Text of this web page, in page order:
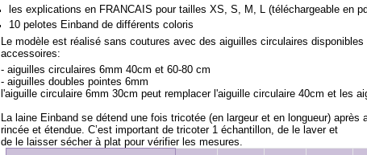
les explications en FRANCAIS pour tailles XS, S, M, L (téléchargeable en
10 pelotes Einband de différents coloris
Le modèle est réalisé sans coutures avec des aiguilles circulaires disponibles
accessoires:
- aiguilles circulaires 6mm 40cm et 60-80 cm
- aiguilles doubles pointes 6mm
l'aiguille circulaire 6mm 30cm peut remplacer l'aiguille circulaire 40cm et les
La laine Einband se détend une fois tricotée (en largeur et en longueur) après
rincée et étendue. C’est important de tricoter 1 échantillon, de le laver et
de le laisser sécher à plat pour vérifier les mesures.